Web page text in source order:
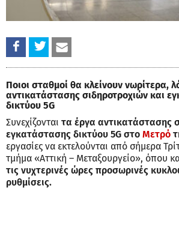
Ποιοι σταθμοί θα κλείνουν νωρίτερα,
αντικατάστασης σιδηροτροχιών και
δικτύου 5G
Συνεχίζονται τα έργα αντικατάστασης
εγκατάστασης δικτύου 5G στο Μετρό
εργασίες να εκτελούνται από σήμερα
τμήμα «Αττική – Μεταξουργείο», όπου
τις νυχτερινές ώρες προσωρινές
ρυθμίσεις.